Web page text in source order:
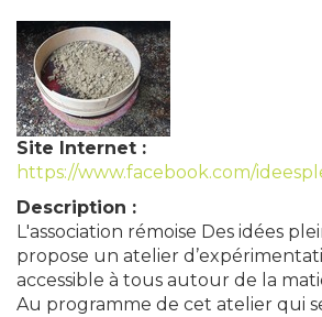
Site Internet :
https://www.facebook.com/
Description :
L'association rémoise Des idées
propose un atelier
accessible à tous autour de la
Au programme de cet atelier qui